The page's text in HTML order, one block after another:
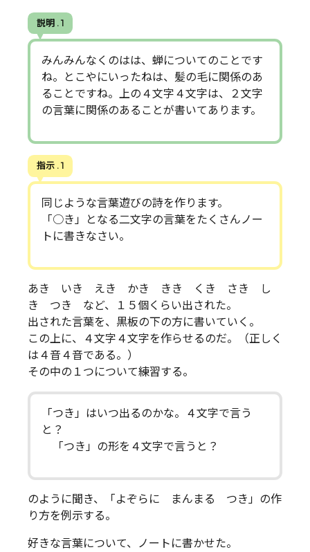
説明 . 1
みんみんなくのはは、蝉についてのことです
ね。とこやにいったねは、髪の毛に関係のあ
ることですね。上の４文字４文字は、２文字
の言葉に関係のあることが書いてあります。
指示 . 1
同じような言葉遊びの詩を作ります。
「○き」となる二文字の言葉をたくさんノー
トに書きなさい。
あき いき えき かき きき くき さき し
き つき など、１５個くらい出された。
出された言葉を、黒板の下の方に書いていく。
この上に、４文字４文字を作らせるのだ。（正しく
は４音４音である。）
その中の１つについて練習する。
「つき」はいつ出るのかな。４文字で言う
と？
「つき」の形を４文字で言うと？
のように聞き、「よぞらに まんまる つき」の作
り方を例示する。
好きな言葉について、ノートに書かせた。